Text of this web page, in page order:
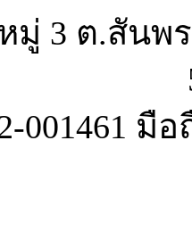
มู่ 3 ต.สันพ
มือ